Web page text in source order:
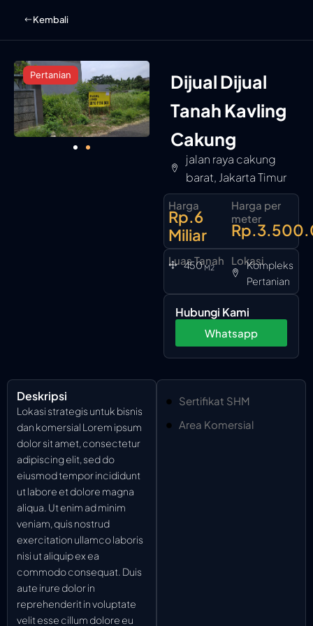
content
Kembali
Pertanian
Dijual Dijual
Tanah Kavling
Cakung
jalan raya cakung
barat, Jakarta Timur
Harga
Rp.6
Miliar
Harga per
meter
Luas Tanah
450M2
LokasiKompleks
Pertanian
Hubungi Kami
Whatsapp
Deskripsi
Lokasi strategis untuk bisnis
dan komersial Lorem ipsum
dolor sit amet, consectetur
adipiscing elit, sed do
eiusmod tempor incididunt
ut labore et dolore magna
aliqua. Ut enim ad minim
veniam, quis nostrud
exercitation ullamco laboris
nisi ut aliquip ex ea
commodo consequat. Duis
aute irure dolor in
reprehenderit in voluptate
velit esse cillum dolore eu
Sertifikat SHM
Area Komersial